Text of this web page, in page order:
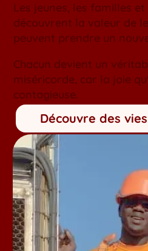
Les jeunes, les familles
découvrent la valeur de
peuvent prendre un
Chacun devient un
miséricorde, car la joie
contagieuse.
Découvre des